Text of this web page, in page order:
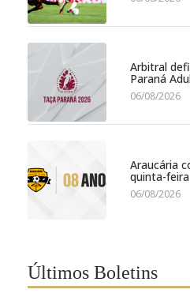
Arbitral
Paraná
06/08/2026
Araucária
quinta-feira
06/08/2026
Últimos Boletins